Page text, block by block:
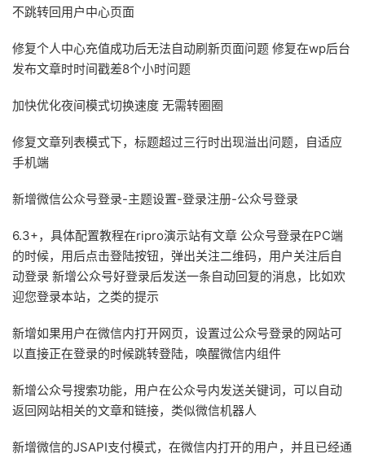
不跳转回用户中心页面
修复个人中心充值成功后无法自动刷新页面问题 修复在wp后台
发布文章时时间戳差8个小时问题
加快优化夜间模式切换速度 无需转圈圈
修复文章列表模式下，标题超过三行时出现溢出问题，自适应
手机端
新增微信公众号登录-主题设置-登录注册-公众号登录
6.3+，具体配置教程在ripro演示站有文章 公众号登录在PC端
的时候，用后点击登陆按钮，弹出关注二维码，用户关注后自
动登录 新增公众号好登录后发送一条自动回复的消息，比如欢
迎您登录本站，之类的提示
新增如果用户在微信内打开网页，设置过公众号登录的网站可
以直接正在登录的时候跳转登陆，唤醒微信内组件
新增公众号搜索功能，用户在公众号内发送关键词，可以自动
返回网站相关的文章和链接，类似微信机器人
新增微信的JSAPI支付模式，在微信内打开的用户，并且已经通